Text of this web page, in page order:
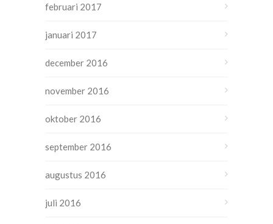
februari 2017
januari 2017
december 2016
november 2016
oktober 2016
september 2016
augustus 2016
juli 2016